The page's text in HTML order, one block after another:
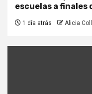
escuelas a finales
1 día atrás Alicia Coll